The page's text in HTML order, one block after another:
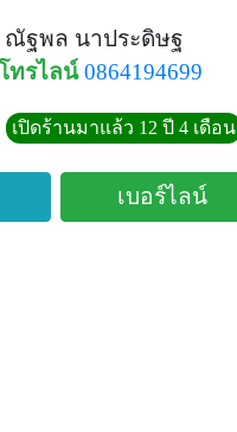
ณัฐพล นาประดิษฐ
ทรไลน์ 0864194699
เปิดร้านมาแล้ว 12 ปี 4 เดือน
เบอร์ไลน์